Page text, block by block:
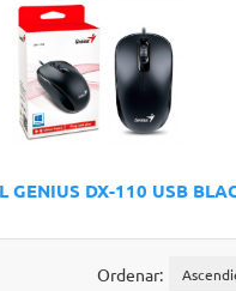
GENIUS DX-110 USB
Ordenar: